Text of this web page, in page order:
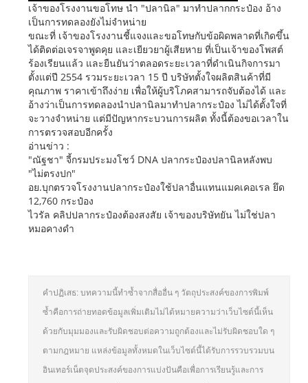
เจ้าของโรงงานขอโทษ นำ "ปลานิล" มาทำปลากกระป๋อง อ้าง
เป็นการทดลองยังไม่จำหน่าย
ขณะที่ เจ้าของโรงงานชี้แจงและขอโทษกับข้อผิดพลาดที่เกิดขึ้น
ได้ติดต่อเจรจาพูดคุย และเยียวยาผู้เสียหาย ที่เป็นเจ้าของโพสต์
ร้องเรียนแล้ว และยืนยันว่าตลอดระยะเวลาที่ดำเนินกิจการมา
ตั้งแต่ปี 2554 รวมระยะเวลา 15 ปี บริษัทตั้งใจผลิตสินค้าที่มี
คุณภาพ ราคาเข้าถึงง่าย เพื่อให้ผู้บริโภคสามารถจับต้องได้ และ
อ้างว่าเป็นการทดลองนำปลานิลมาทำปลากระป๋อง ไม่ได้ตั้งใจที่
จะวางจำหน่าย แต่มีปัญหากระบวนการผลิต ทั้งนี้ต้องขอเวลาใน
การตรวจสอบอีกครั้ง
อ่านข่าว :
"ณัฐชา" จี้กรมประมงโชว์ DNA ปลากระป๋องปลานิลหลังพบ
"ไม่ตรงปก"
อย.บุกตรวจโรงงานปลากระป๋องใช้ปลาอื่นแทนแมคเคอเรล ยึด
12,760 กระป๋อง
ไวรัล คลิปปลากระป๋องต้องสงสัย เจ้าของบริษัทยัน ไม่ใช่ปลา
หมอคางดำ
คำปฏิเสธ: บทความนี้ทำซ้ำจากสื่ออื่น ๆ วัตถุประสงค์ของการพิมพ์
ซ้ำคือการถ่ายทอดข้อมูลเพิ่มเติมไม่ได้หมายความว่าเว็บไซต์นี้เห็น
ด้วยกับมุมมองและรับผิดชอบต่อความถูกต้องและไม่รับผิดชอบใด ๆ
ตามกฎหมาย แหล่งข้อมูลทั้งหมดในเว็บไซต์นี้ได้รับการรวบรวมบน
อินเทอร์เน็ตจุดประสงค์ของการแบ่งปันคือเพื่อการเรียนรู้และการ